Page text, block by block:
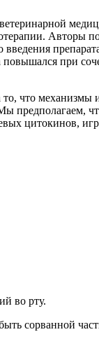
ветеринарной
Авторы
при
что
предполагаем,
цитокинов,
во рту.
сорванной